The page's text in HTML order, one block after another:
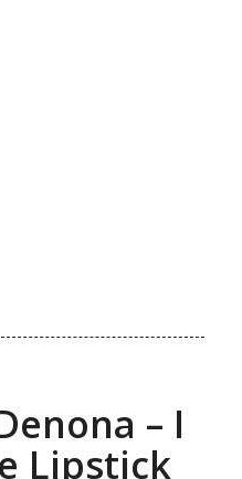
– I
Lipstick